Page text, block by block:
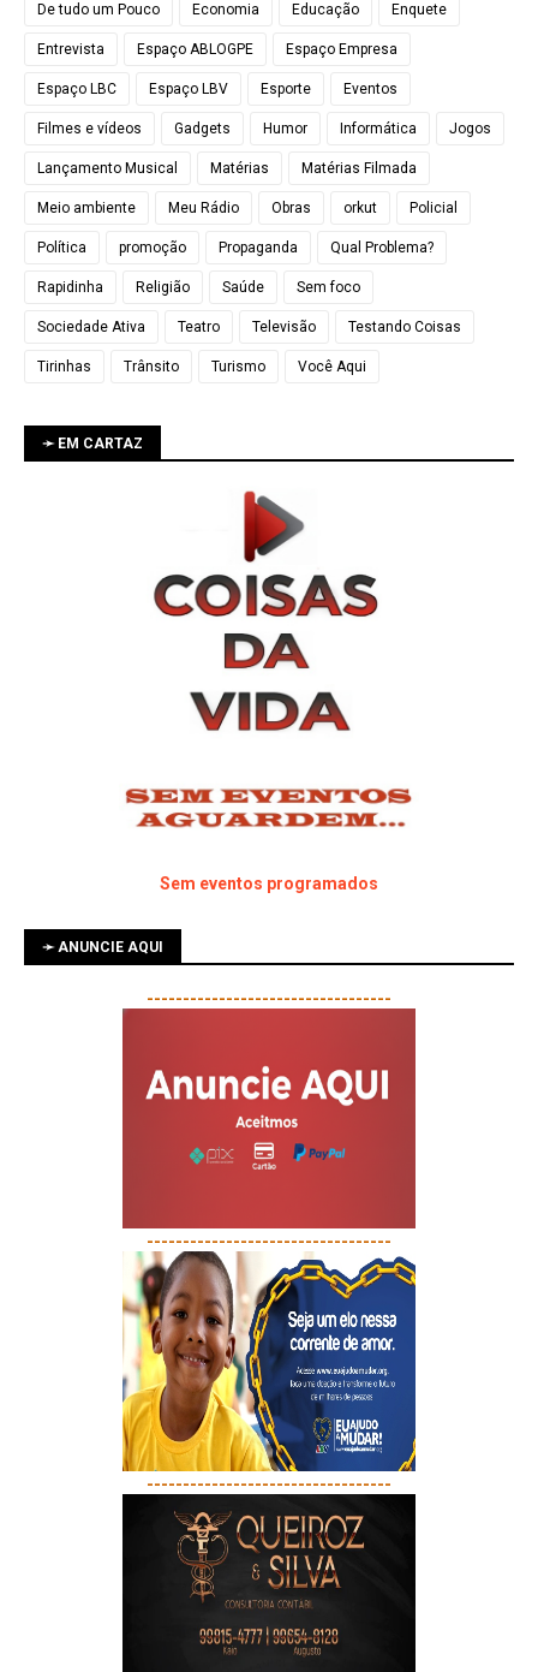
De tudo um Pouco Economia Educação Enquete
Entrevista Espaço ABLOGPE Espaço Empresa
Espaço LBC Espaço LBV Esporte Eventos
Filmes e vídeos Gadgets Humor Informática Jogos
Lançamento Musical Matérias Matérias Filmada
Meio ambiente Meu Rádio Obras orkut Policial
Política promoção Propaganda Qual Problema?
Rapidinha Religião Saúde Sem foco
Sociedade Ativa Teatro Televisão Testando Coisas
Tirinhas Trânsito Turismo Você Aqui
➛ EM CARTAZ
Sem eventos programados
➛ ANUNCIE AQUI
----------------------------------
----------------------------------
----------------------------------